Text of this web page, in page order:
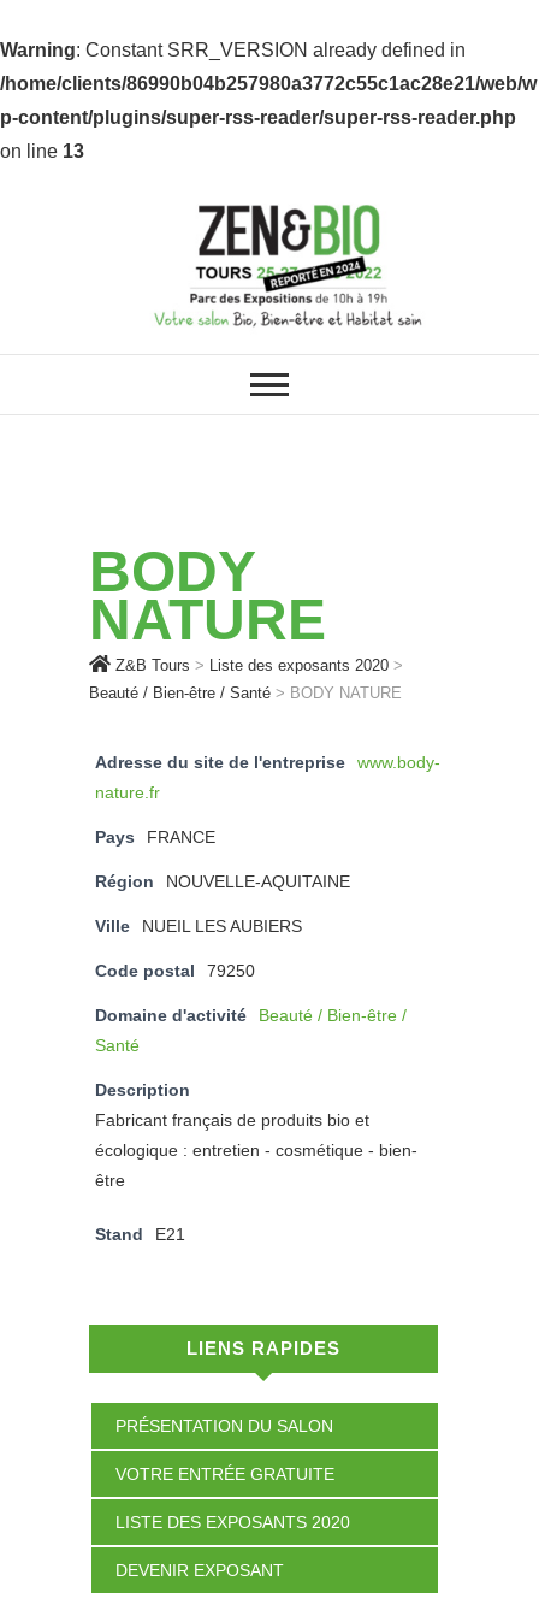
Warning: Constant SRR_VERSION already defined in
/home/clients/86990b04b257980a3772c55c1ac28e21/web/w
p-content/plugins/super-rss-reader/super-rss-reader.php
on line 13
Z&B Tours
ZEN & BIO : VOS SALONS BIO,
BIEN-ÊTRE ET HABITAT SAIN
BODY
NATURE
Z&B Tours > Liste des exposants 2020 >
Beauté / Bien-être / Santé > BODY NATURE
Adresse du site de l'entreprise
www.body-
nature.fr
Pays FRANCE
Région NOUVELLE-AQUITAINE
Ville NUEIL LES AUBIERS
Code postal 79250
Domaine d'activité
Beauté / Bien-être /
Santé
Description
Fabricant français de produits bio et
écologique : entretien - cosmétique - bien-
être
Stand E21
LIENS RAPIDES
PRÉSENTATION DU SALON
VOTRE ENTRÉE GRATUITE
LISTE DES EXPOSANTS 2020
DEVENIR EXPOSANT